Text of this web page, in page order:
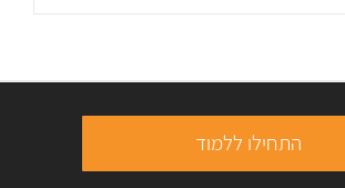
התחילו ללמוד